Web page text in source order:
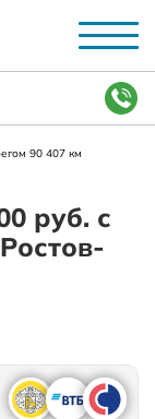
90 407 км
руб. с